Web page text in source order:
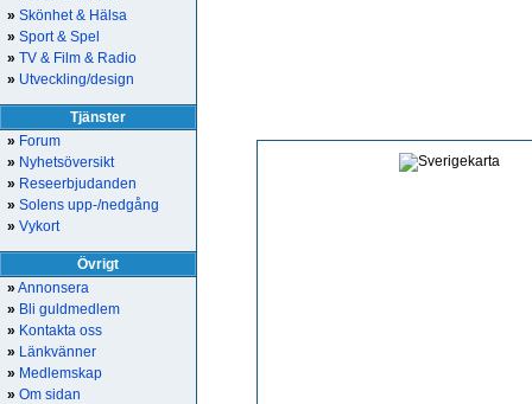
» Skönhet & Hälsa
» Sport & Spel
» TV & Film & Radio
» Utveckling/design
Tjänster
» Forum
» Nyhetsöversikt
» Reseerbjudanden
» Solens upp-/nedgång
» Vykort
Övrigt
» Annonsera
» Bli guldmedlem
» Kontakta oss
» Länkvänner
» Medlemskap
» Om sidan